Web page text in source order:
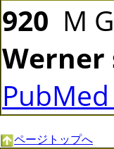
920 M
Werner
ページトップへ